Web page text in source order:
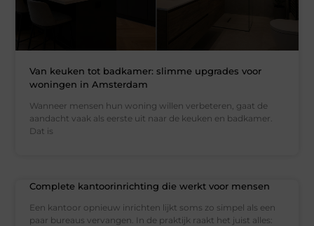
Van keuken tot badkamer: slimme upgrades voor
woningen in Amsterdam
Wanneer mensen hun woning willen verbeteren, gaat de
aandacht vaak als eerste uit naar de keuken en badkamer.
Dat is
Complete kantoorinrichting die werkt voor mensen
Een kantoor opnieuw inrichten lijkt soms zo simpel als een
paar bureaus vervangen. In de praktijk raakt het juist alles: